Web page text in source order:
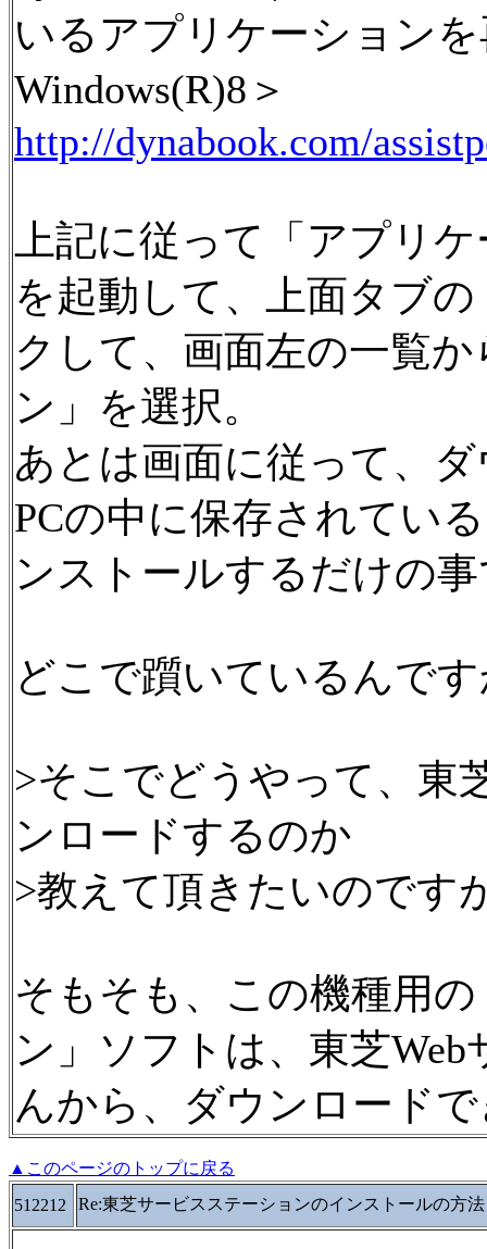
いるアプリケーション
Windows(R)8＞
http://dynabook.com/
上記に従って「アプリ
を起動して、上面タブ
クして、画面左の一覧
ン」を選択。
あとは画面に従って、
PCの中に保存されてい
ンストールするだけの
どこで躓いているんで
>そこでどうやって、東
ンロードするのか
>教えて頂きたいのです
そもそも、この機種用
ン」ソフトは、東芝
んから、ダウンロード
▲このページのトップに戻る
512212
Re:東芝サービスステーションのインストールの方法